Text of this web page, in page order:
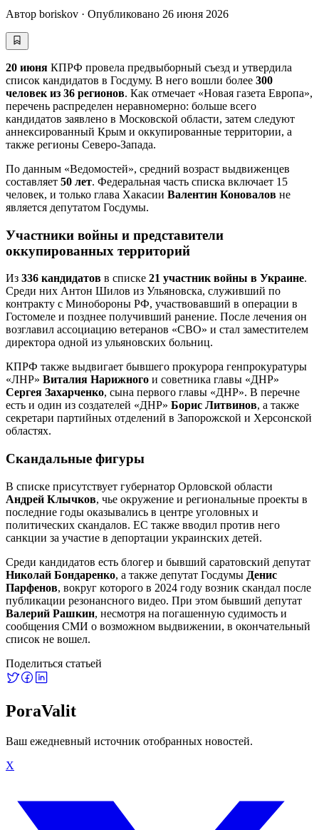
Автор boriskov · Опубликовано 26 июня 2026
20 июня КПРФ провела предвыборный съезд и утвердила
список кандидатов в Госдуму. В него вошли более 300
человек из 36 регионов. Как отмечает «Новая газета Европа»,
перечень распределен неравномерно: больше всего
кандидатов заявлено в Московской области, затем следуют
аннексированный Крым и оккупированные территории, а
также регионы Северо-Запада.
По данным «Ведомостей», средний возраст выдвиженцев
составляет 50 лет. Федеральная часть списка включает 15
человек, и только глава Хакасии Валентин Коновалов не
является депутатом Госдумы.
Участники войны и представители
оккупированных территорий
Из 336 кандидатов в списке 21 участник войны в Украине.
Среди них Антон Шилов из Ульяновска, служивший по
контракту с Минобороны РФ, участвовавший в операции в
Гостомеле и позднее получивший ранение. После лечения он
возглавил ассоциацию ветеранов «СВО» и стал заместителем
директора одной из ульяновских больниц.
КПРФ также выдвигает бывшего прокурора генпрокуратуры
«ЛНР» Виталия Нарижного и советника главы «ДНР»
Сергея Захарченко, сына первого главы «ДНР». В перечне
есть и один из создателей «ДНР» Борис Литвинов, а также
секретари партийных отделений в Запорожской и Херсонской
областях.
Скандальные фигуры
В списке присутствует губернатор Орловской области
Андрей Клычков, чье окружение и региональные проекты в
последние годы оказывались в центре уголовных и
политических скандалов. ЕС также вводил против него
санкции за участие в депортации украинских детей.
Среди кандидатов есть блогер и бывший саратовский депутат
Николай Бондаренко, а также депутат Госдумы Денис
Парфенов, вокруг которого в 2024 году возник скандал после
публикации резонансного видео. При этом бывший депутат
Валерий Рашкин, несмотря на погашенную судимость и
сообщения СМИ о возможном выдвижении, в окончательный
список не вошел.
Поделиться статьей
PoraValit
Ваш ежедневный источник отобранных новостей.
X